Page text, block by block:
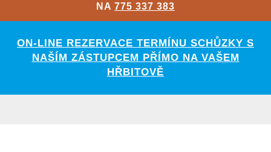
NA 775 337 383
ON-LINE REZERVACE TERMÍNU SCHŮZKY S
NAŠÍM ZÁSTUPCEM PŘÍMO NA VAŠEM
HŘBITOVĚ